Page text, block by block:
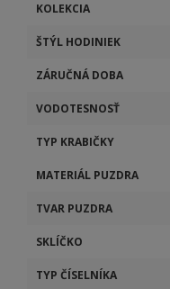
KOLEKCIA
ŠTÝL HODINIEK
ZÁRUČNÁ DOBA
VODOTESNOSŤ
TYP KRABIČKY
MATERIÁL PUZDRA
TVAR PUZDRA
SKLÍČKO
TYP ČÍSELNÍKA